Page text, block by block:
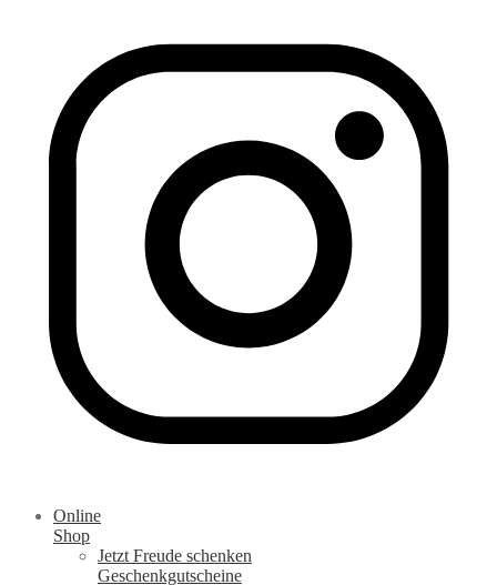
Online
Shop
Jetzt Freude schenken
Geschenkgutscheine